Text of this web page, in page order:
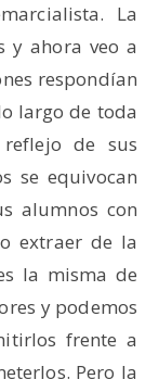
La
y ahora veo a
respondían
largo de toda
de sus
se equivocan
alumnos con
extraer de la
la misma de
y podemos
frente a
Pero la